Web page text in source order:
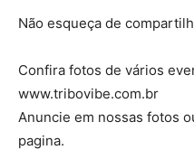
Não esqueça de
Confira fotos de vários
www.tribovibe.com.br
Anuncie em nossas fotos
pagina.